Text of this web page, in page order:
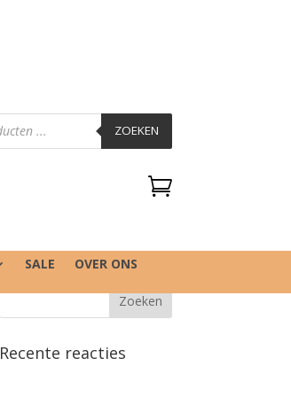
ZOEKEN

SALE
OVER ONS
Recente reacties